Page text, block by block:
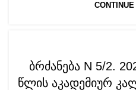
ბრძანება N 5/2.
წლის აკადემიურ